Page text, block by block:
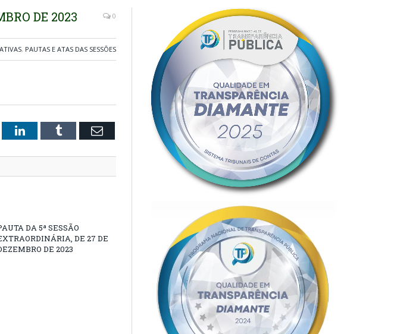
DE 2023 0
, PAUTAS E ATAS DAS SESSÕES
LinkedInTumblr Email
DA 5ª SESSÃO
DE 27 DE
DE 2023